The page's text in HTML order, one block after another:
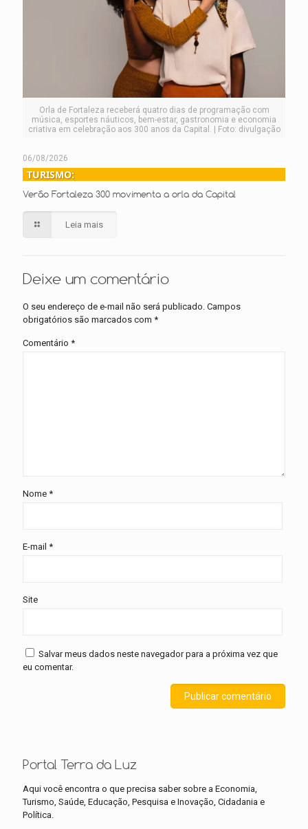
Orla de Fortaleza receberá quatro dias de programação com
música, esportes náuticos, bem-estar, gastronomia e economia
criativa em celebração aos 300 anos da Capital. | Foto: divulgação
06/08/2026
TURISMO:
Verão Fortaleza 300 movimenta a orla da Capital
Leia mais
Deixe um comentário
O seu endereço de e-mail não será publicado. Campos
obrigatórios são marcados com *
Comentário *
Nome *
E-mail *
Site
Salvar meus dados neste navegador para a próxima vez que
eu comentar.
Portal Terra da Luz
Aqui você encontra o que precisa saber sobre a Economia,
Turismo, Saúde, Educação, Pesquisa e Inovação, Cidadania e
Política.